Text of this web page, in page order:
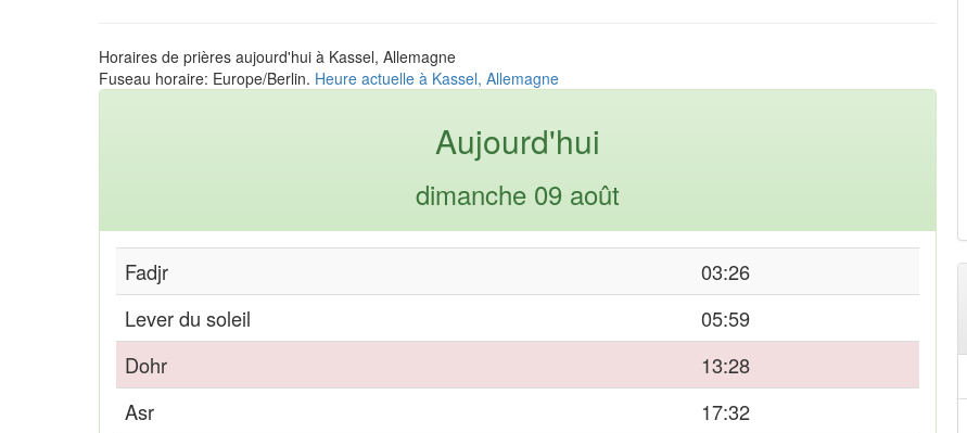
Horaires de prières aujourd'hui à Kassel, Allemagne
Fuseau horaire: Europe/Berlin. Heure actuelle à Kassel, Allemagne
Aujourd'hui
dimanche 09 août
Fadjr
03:26
Lever du soleil
05:59
Dohr
13:28
Asr
17:32